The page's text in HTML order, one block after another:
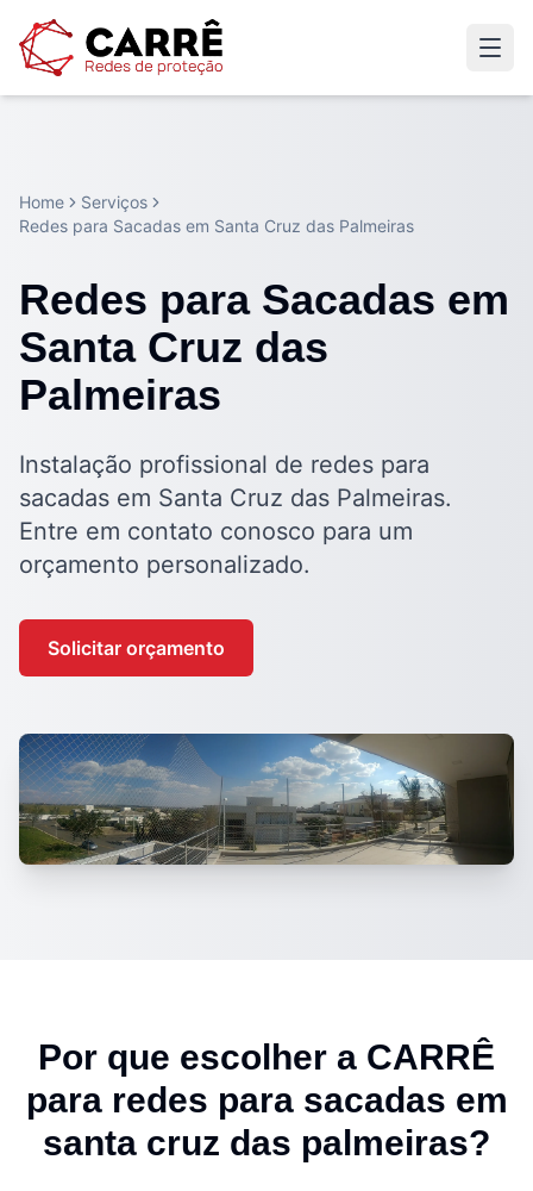
Home
Serviços
Redes para Sacadas em Santa Cruz das Palmeiras
Redes para Sacadas em
Santa Cruz das
Palmeiras
Instalação profissional de redes para
sacadas em Santa Cruz das Palmeiras.
Entre em contato conosco para um
orçamento personalizado.
Solicitar orçamento
Por que escolher a CARRÊ
para redes para sacadas em
santa cruz das palmeiras?